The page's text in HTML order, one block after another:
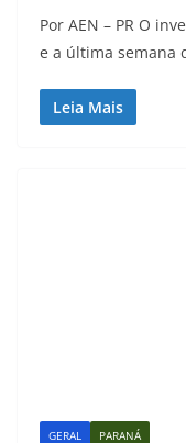
Por AEN – PR O
e a última semana
Leia Mais
GERAL PARANÁ